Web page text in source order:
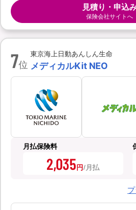
見積り・申込
保険会社サイトへ
7位
東京海上日動あんしん生命
メディカルKit NEO
月払保険料
2,035円